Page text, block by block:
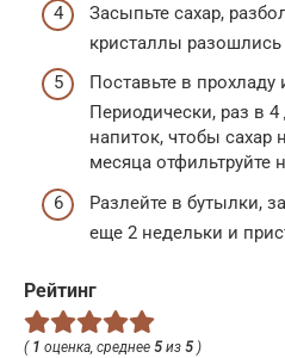
Засыпьте сахар,
кристаллы
Поставьте в
Периодически, раз в
напиток, чтобы сахар
месяца отфильтруйте
Разлейте в бутылки,
еще 2 недельки и
Рейтинг
( 1 оценка, среднее 5 из 5 )